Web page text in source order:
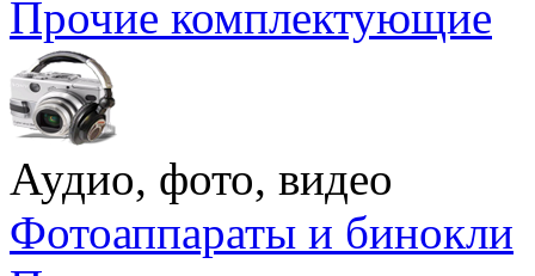
Прочие комплектующие
Аудио, фото, видео
Фотоаппараты и бинокли